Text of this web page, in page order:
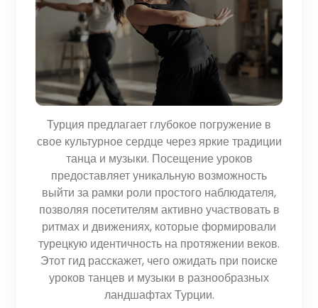
Турция предлагает глубокое погружение в
свое культурное сердце через яркие традиции
танца и музыки. Посещение уроков
предоставляет уникальную возможность
выйти за рамки роли простого наблюдателя,
позволяя посетителям активно участвовать в
ритмах и движениях, которые формировали
турецкую идентичность на протяжении веков.
Этот гид расскажет, чего ожидать при поиске
уроков танцев и музыки в разнообразных
ландшафтах Турции.